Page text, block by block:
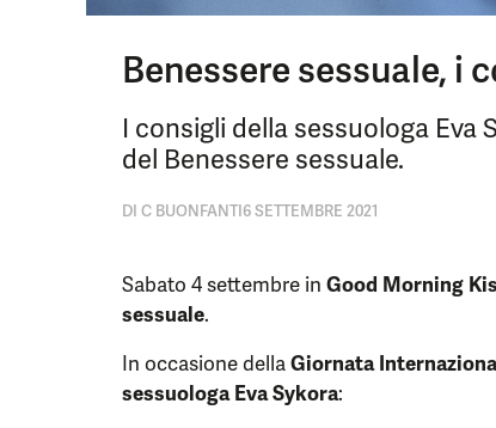
Benessere sessuale, i
I consigli della sessuologa
del Benessere sessuale.
DI C BUONFANTI6 SETTEMBRE 2021
Sabato 4 settembre in Good Morning
sessuale.
In occasione dellaGiornata
sessuologa Eva Sykora: